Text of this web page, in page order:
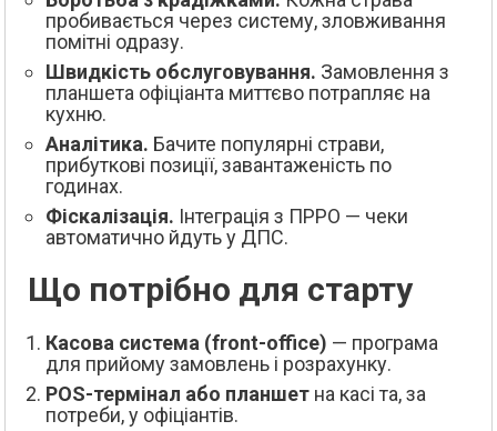
пробивається через систему, зловживання
помітні одразу.
Швидкість обслуговування. Замовлення з
планшета офіціанта миттєво потрапляє на
кухню.
Аналітика. Бачите популярні страви,
прибуткові позиції, завантаженість по
годинах.
Фіскалізація. Інтеграція з ПРРО — чеки
автоматично йдуть у ДПС.
Що потрібно для старту
Касова система (front-office) — програма
для прийому замовлень і розрахунку.
POS-термінал або планшет на касі та, за
потреби, у офіціантів.